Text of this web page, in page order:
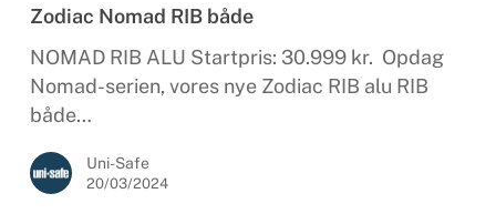
både
Zodiac Nomad RIB både
NOMAD RIB ALU Startpris: 30.999 kr. Opdag
Nomad-serien, vores nye Zodiac RIB alu RIB
både…
Uni-Safe
20/03/2024